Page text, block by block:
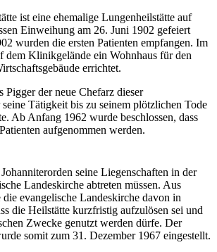
ist eine ehemalige Lungenheilstätte auf
Einweihung am 26. Juni 1902 gefeiert
wurden die ersten Patienten empfangen. Im
dem Klinikgelände ein Wohnhaus für den
errichtet.
Pigger der neue Chefarz dieser
Tätigkeit bis zu seinem plötzlichen Tode
Ab Anfang 1962 wurde beschlossen, dass
aufgenommen werden.
seine Liegenschaften in der
Landeskirche abtreten müssen. Aus
evangelische Landeskirche davon in
die Heilstätte kurzfristig aufzulösen sei und
Zwecke genutzt werden dürfe. Der
somit zum 31. Dezember 1967 eingestellt.